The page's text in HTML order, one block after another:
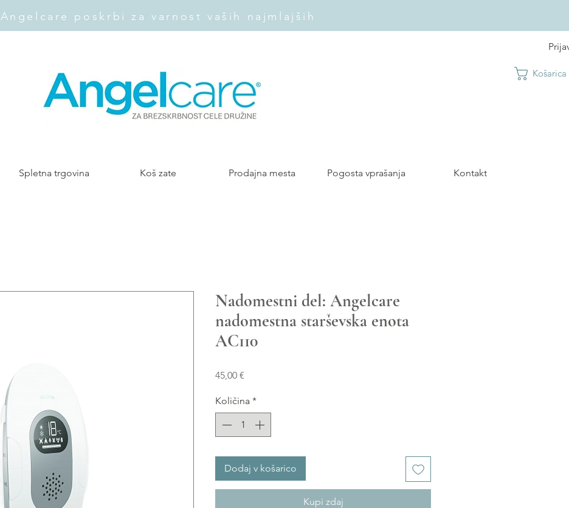
Angelcare poskrbi za varnost vaših najmlajših
Košarica
Spletna trgovina Koš zate Prodajna mesta Pogosta vprašanja Kontakt
Nadomestni del: Angelcare
nadomestna starševska enota
AC110
45,00 €
Količina *
Dodaj v košarico
Kupi zdaj